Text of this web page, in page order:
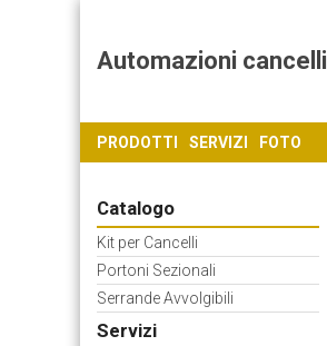
Automazioni
PRODOTTI SERVIZI FOTO
Catalogo
Kit per Cancelli
Portoni Sezionali
Serrande Avvolgibili
Servizi